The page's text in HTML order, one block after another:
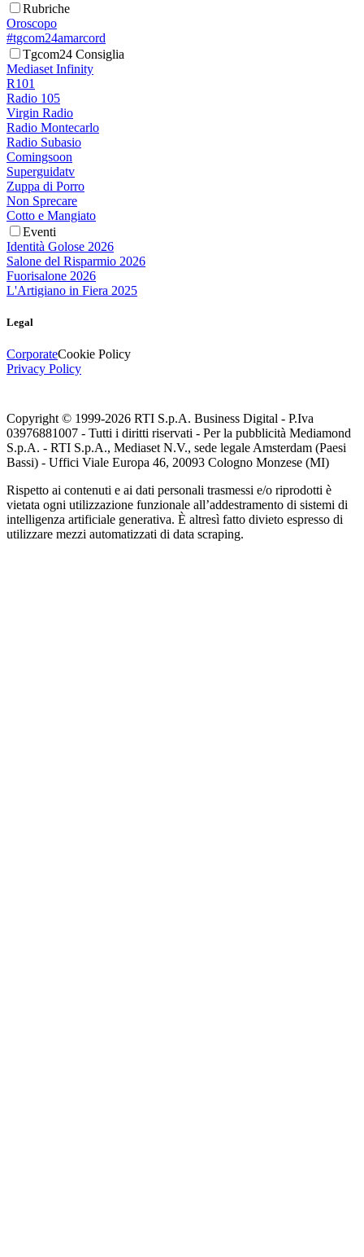
Rubriche
Oroscopo
#tgcom24amarcord
Tgcom24 Consiglia
Mediaset Infinity
R101
Radio 105
Virgin Radio
Radio Montecarlo
Radio Subasio
Comingsoon
Superguidatv
Zuppa di Porro
Non Sprecare
Cotto e Mangiato
Eventi
Identità Golose 2026
Salone del Risparmio 2026
Fuorisalone 2026
L'Artigiano in Fiera 2025
Legal
CorporateCookie Policy
Privacy Policy
Copyright © 1999-2026 RTI S.p.A. Business Digital - P.Iva
03976881007 - Tutti i diritti riservati - Per la pubblicità Mediamond
S.p.A. - RTI S.p.A., Mediaset N.V., sede legale Amsterdam (Paesi
Bassi) - Uffici Viale Europa 46, 20093 Cologno Monzese (MI)
Rispetto ai contenuti e ai dati personali trasmessi e/o riprodotti è
vietata ogni utilizzazione funzionale all’addestramento di sistemi di
intelligenza artificiale generativa. È altresì fatto divieto espresso di
utilizzare mezzi automatizzati di data scraping.